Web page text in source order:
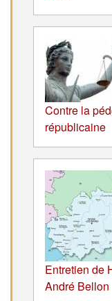
Contre la
républicaine
Entretien de
André Bellon